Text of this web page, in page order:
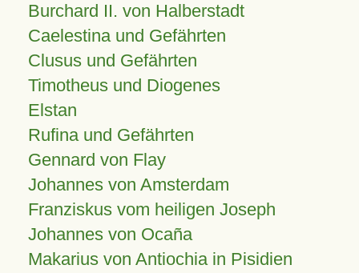
Burchard II. von Halberstadt
Caelestina und Gefährten
Clusus und Gefährten
Timotheus und Diogenes
Elstan
Rufina und Gefährten
Gennard von Flay
Johannes von Amsterdam
Franziskus vom heiligen Joseph
Johannes von Ocaña
Makarius von Antiochia in Pisidien